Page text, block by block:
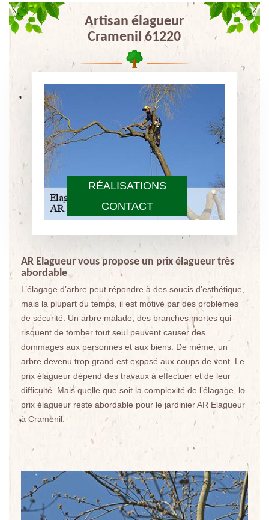
RÉALISATIONS
CONTACT
Artisan élagueur
Cramenil 61220
AR Elagueur vous propose un prix élagueur très
abordable
L’élagage d’arbre peut répondre à des soucis d’esthétique,
mais la plupart du temps, il est motivé par des problèmes
de sécurité. Un arbre malade, des branches mortes qui
risquent de tomber tout seul peuvent causer des
dommages aux personnes et aux biens. De même, un
arbre devenu trop grand est exposé aux coups de vent. Le
prix élagueur dépend des travaux à effectuer et de leur
difficulté. Mais quelle que soit la complexité de l’élagage, le
prix élagueur reste abordable pour le jardinier AR Elagueur
à Cramenil.